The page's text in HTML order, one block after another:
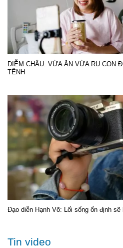
DIỄM CHÂU: VỪA ĂN VỪA RU CON
TÊNH
Đạo diễn Hạnh Võ: Lối sống ổn định sẽ
Tin video